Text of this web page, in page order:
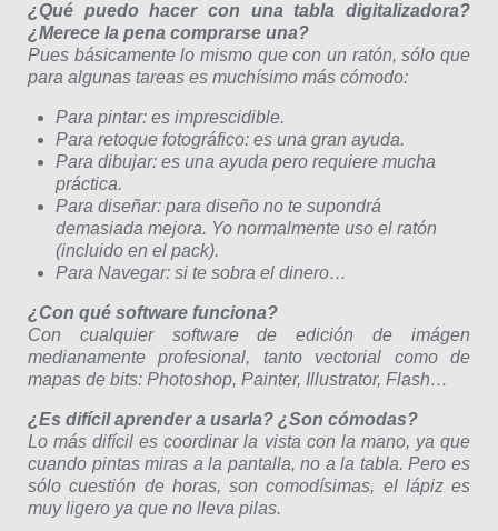
¿Qué puedo hacer con una tabla digitalizadora?
¿Merece la pena comprarse una?
Pues básicamente lo mismo que con un ratón, sólo que
para algunas tareas es muchísimo más cómodo:
Para pintar: es imprescidible.
Para retoque fotográfico: es una gran ayuda.
Para dibujar: es una ayuda pero requiere mucha
práctica.
Para diseñar: para diseño no te supondrá
demasiada mejora. Yo normalmente uso el ratón
(incluido en el pack).
Para Navegar: si te sobra el dinero…
¿Con qué software funciona?
Con cualquier software de edición de imágen
medianamente profesional, tanto vectorial como de
mapas de bits: Photoshop, Painter, Illustrator, Flash…
¿Es difícil aprender a usarla? ¿Son cómodas?
Lo más difícil es coordinar la vista con la mano, ya que
cuando pintas miras a la pantalla, no a la tabla. Pero es
sólo cuestión de horas, son comodísimas, el lápiz es
muy ligero ya que no lleva pilas.